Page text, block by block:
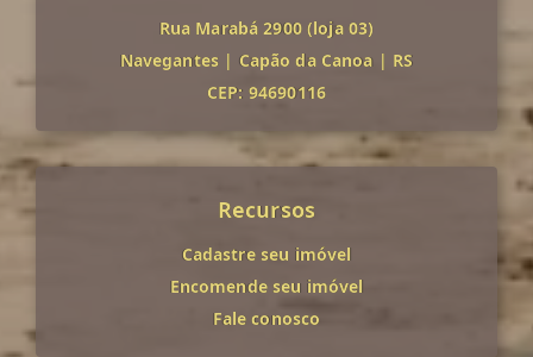
Rua Marabá 2900 (loja 03)
Navegantes | Capão da Canoa | RS
CEP: 94690116
Recursos
Cadastre seu imóvel
Encomende seu imóvel
Fale conosco